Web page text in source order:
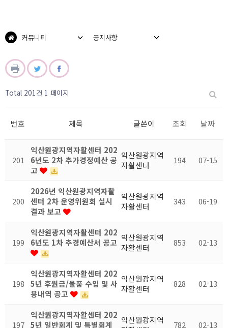
공지사항
커뮤니티
Total 201건 1 페이지
번호 제목 글쓴이 조회 날짜
201
익산원광지역자활센터 202
6년도 2차 추가경정예산 공
고
익산원광지역
자활센터
194 07-15
200
2026년 익산원광지역자활
센터 2차 운영위원회 실시
결과 보고
익산원광지역
자활센터
343 06-19
199
익산원광지역자활센터 202
6년도 1차 추경예산서 공고 익산원광지역
자활센터
853 02-13
198
익산원광지역자활센터 202
5년 후원금/물품 수입 및 사
용내역 공고
익산원광지역
자활센터
828 02-13
197
익산원광지역자활센터 202
5년 일반회계 및 특별회계
익산원광지역
782 02-13